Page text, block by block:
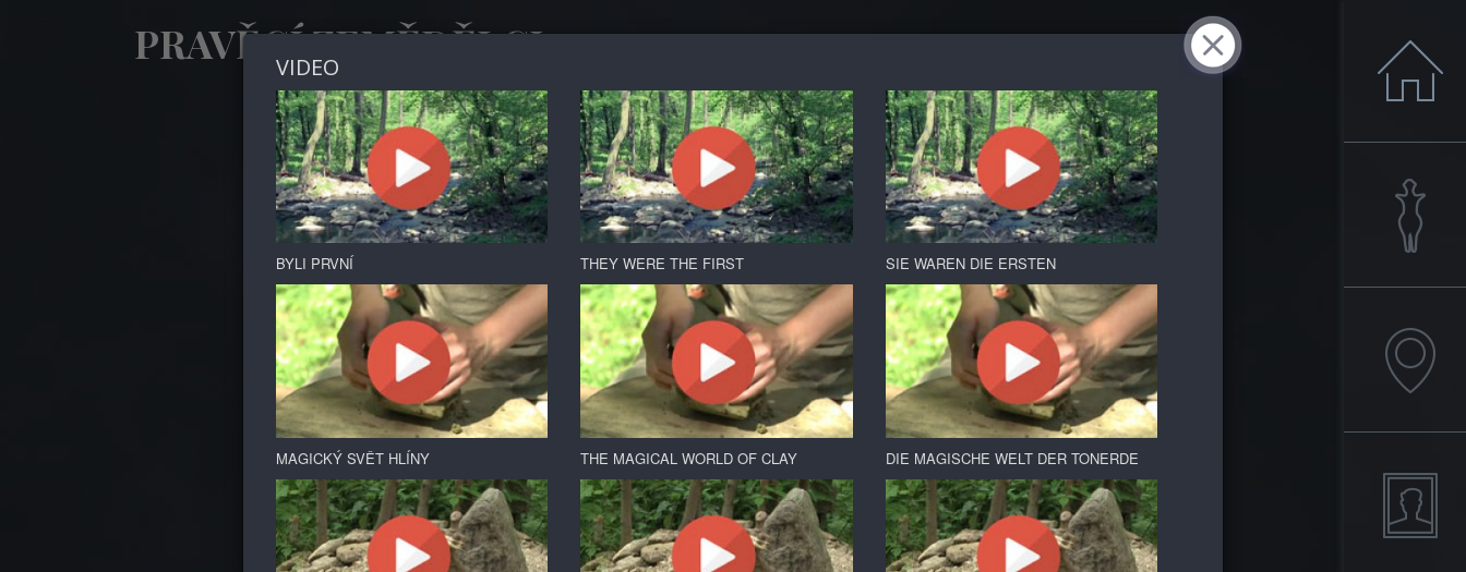
PRAVĚCÍ ZEMĚDĚLCI
... poznej pravěk
VIDEO
BYLI PRVNÍ THEY WERE THE FIRST SIE WAREN DIE ERSTEN
MAGICKÝ SVĚT HLÍNY THE MAGICAL WORLD OF CLAY DIE MAGISCHE WELT DER TONERDE